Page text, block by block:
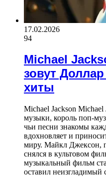
17.02.2026
94
Michael
зовут
хиты
Michael Jackson
музыки, король поп-
чьи песни знакомы
вдохновляет и
миру. Майкл Джексон,
снялся в культовом
музыкальный фильм
оставил неизгладимый